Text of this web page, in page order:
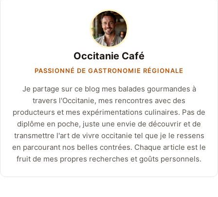
Occitanie Café
PASSIONNÉ DE GASTRONOMIE RÉGIONALE
Je partage sur ce blog mes balades gourmandes à
travers l'Occitanie, mes rencontres avec des
producteurs et mes expérimentations culinaires. Pas de
diplôme en poche, juste une envie de découvrir et de
transmettre l'art de vivre occitanie tel que je le ressens
en parcourant nos belles contrées. Chaque article est le
fruit de mes propres recherches et goûts personnels.